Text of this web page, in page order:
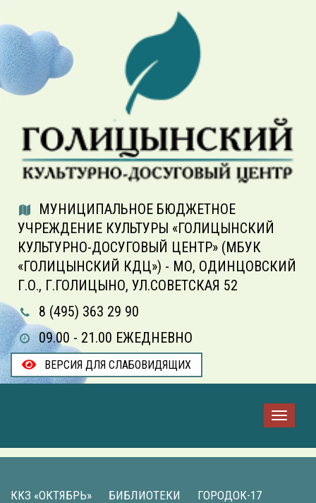
МУНИЦИПАЛЬНОЕ БЮДЖЕТНОЕ
УЧРЕЖДЕНИЕ КУЛЬТУРЫ «ГОЛИЦЫНСКИЙ
КУЛЬТУРНО-ДОСУГОВЫЙ ЦЕНТР» (МБУК
«ГОЛИЦЫНСКИЙ КДЦ») - МО, ОДИНЦОВСКИЙ
Г.О., Г.ГОЛИЦЫНО, УЛ.СОВЕТСКАЯ 52
8 (495) 363 29 90
09.00 - 21.00 ЕЖЕДНЕВНО
ВЕРСИЯ ДЛЯ СЛАБОВИДЯЩИХ
ККЗ «ОКТЯБРЬ» БИБЛИОТЕКИ ГОРОДОК-17